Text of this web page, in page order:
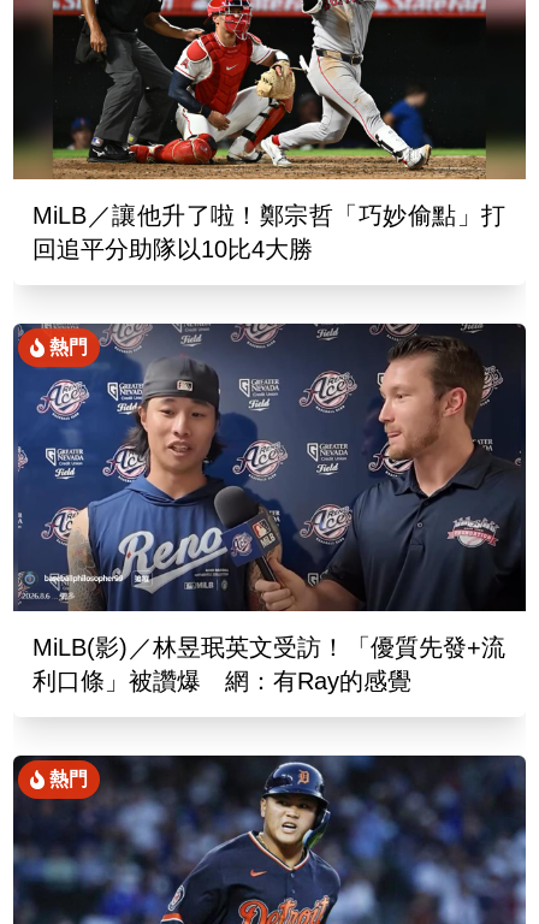
MiLB／讓他升了啦！鄭宗哲「巧妙偷點」打
回追平分助隊以10比4大勝
熱門
MiLB(影)／林昱珉英文受訪！「優質先發+流
利口條」被讚爆 網：有Ray的感覺
熱門